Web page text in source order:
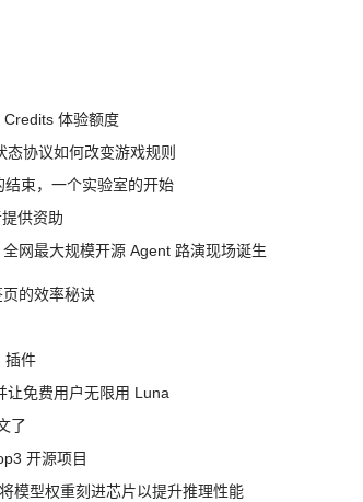
体验额度
协议如何改变游戏规则
束，一个实验室的开始
供资助
网最大规模开源 Agent 路演现场诞生
的效率秘诀
插件
让免费用户无限用 Luna
了
开源项目
模型权重刻进芯片以提升推理性能